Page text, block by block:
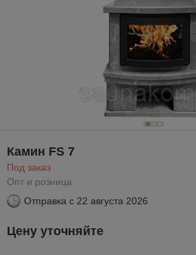
Камин FS 7
Под заказ
Опт и розница
Отправка с 22 августа 2026
Цену уточняйте